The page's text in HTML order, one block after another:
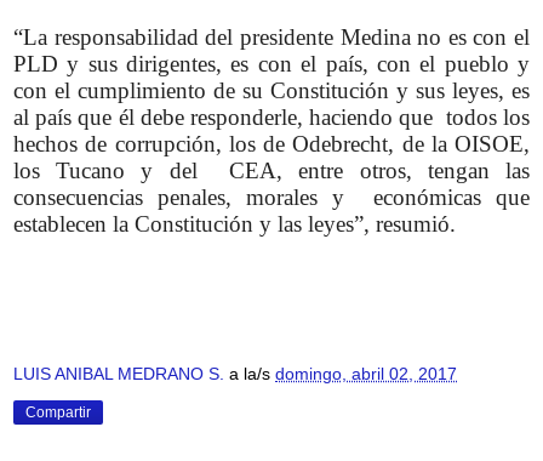
“La responsabilidad del presidente Medina no es con el
PLD y sus dirigentes, es con el país, con el pueblo y
con el cumplimiento de su Constitución y sus leyes, es
al país que él debe responderle, haciendo que todos los
hechos de corrupción, los de Odebrecht, de la OISOE,
los Tucano y del CEA, entre otros, tengan las
consecuencias penales, morales y económicas que
establecen la Constitución y las leyes”, resumió.
LUIS ANIBAL MEDRANO S. a la/s domingo, abril 02, 2017
Compartir